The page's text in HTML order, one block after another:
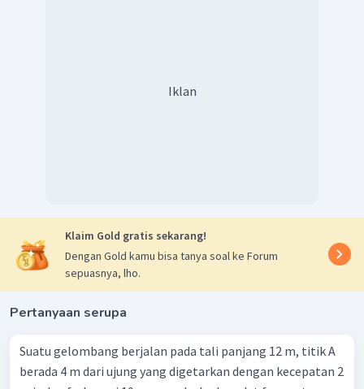
Iklan
Klaim Gold gratis sekarang!
Dengan Gold kamu bisa tanya soal ke Forum
sepuasnya, lho.
Pertanyaan serupa
Suatu gelombang berjalan pada tali panjang 12 m, titik A
berada 4 m dari ujung yang digetarkan dengan kecepatan 2